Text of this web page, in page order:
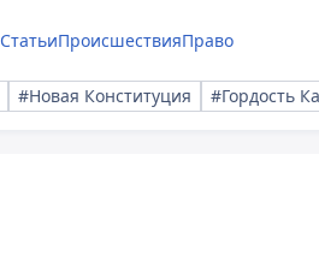
СтатьиПроисшествияПраво
#Новая Конституция #Гордость